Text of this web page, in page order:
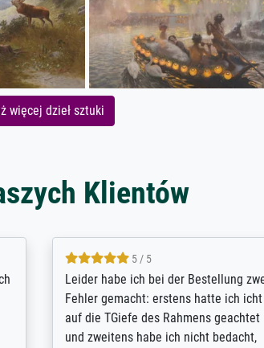
więcej dzieł sztuki
Klientów
5 / 5
The team at Meisterdrucke strives to
meet its clients demands, and provides
expert advice on how to obtain the best
results for the prints requested by the